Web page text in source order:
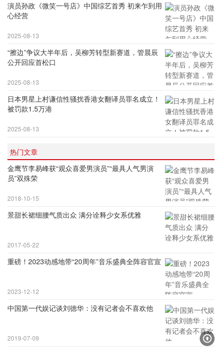
演员孙政《微笑一号店》中国综艺首秀 初来乍到用
心经营
2025-08-13
“擦边”争议大半年后，吴柳芳转型新赛道，管晨辰
公开回应首松口
2025-08-13
日本男星上村谦信性骚扰香港女翻译员罪名成立！
被罚款1.5万港
2025-08-13
热门文章
金鹰节李易峰获“观众喜爱男演员”“最具人气男演
员”双殊荣
2018-10-15
景甜长裙细腰气质出众 满分诠释少女系优雅
2017-05-22
重磅！2023动感地带“20周年”音乐盛典全阵容官宣
2023-12-12
中国第一代娱记谈刘德华：没有记者会不喜欢他
2019-07-09